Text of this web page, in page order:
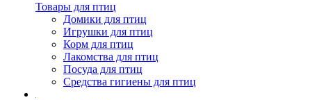
Товары для птиц
Домики для птиц
Игрушки для птиц
Корм для птиц
Лакомства для птиц
Посуда для птиц
Средства гигиены для птиц